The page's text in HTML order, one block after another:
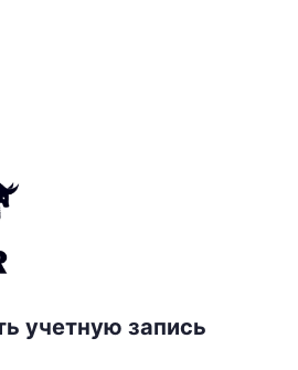
учетную запись